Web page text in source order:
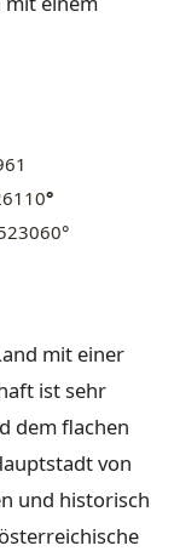
°
mit einer
ist sehr
dem flachen
von
und historisch